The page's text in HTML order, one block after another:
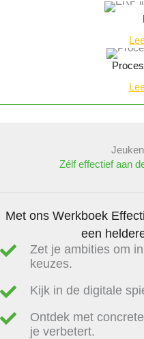
Zélf effectief aan
Met ons Werkboek
een
Zet je ambities om
keuzes.
Kijk in de digitale
Ontdek met
je verbetert.